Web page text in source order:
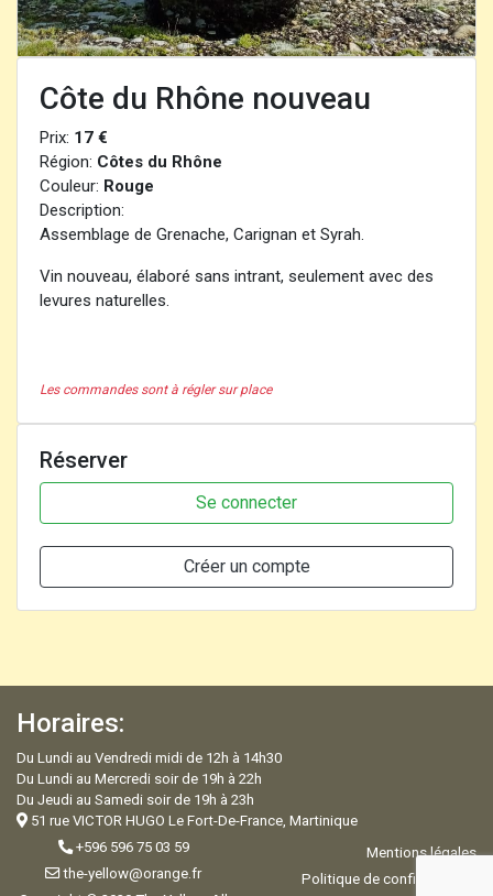
Côte du Rhône nouveau
Prix: 17 €
Région: Côtes du Rhône
Couleur: Rouge
Description:
Assemblage de Grenache, Carignan et Syrah.
Vin nouveau, élaboré sans intrant, seulement avec des
levures naturelles.
Les commandes sont à régler sur place
Réserver
Se connecter
Créer un compte
Horaires:
Du Lundi au Vendredi midi de 12h à 14h30
Du Lundi au Mercredi soir de 19h à 22h
Du Jeudi au Samedi soir de 19h à 23h
51 rue VICTOR HUGO Le Fort-De-France, Martinique
+596 596 75 03 59
the-yellow@orange.fr
Mentions légales
Politique de confidentialité